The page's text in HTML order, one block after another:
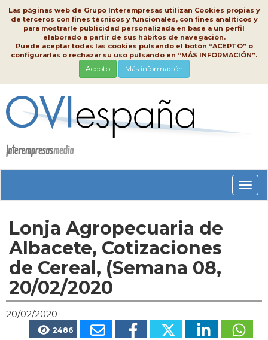
Las páginas web de Grupo Interempresas utilizan Cookies propias y
de terceros con fines técnicos y funcionales, con fines analíticos y
para mostrarle publicidad personalizada en base a un perfil
elaborado a partir de sus hábitos de navegación.
Puede aceptar todas las cookies pulsando el botón “ACEPTO” o
configurarlas o rechazar su uso pulsando en “MÁS INFORMACIÓN”.
Acepto Más información
Lonja Agropecuaria de
Albacete, Cotizaciones
de Cereal, (Semana 08,
20/02/2020
20/02/2020
2486